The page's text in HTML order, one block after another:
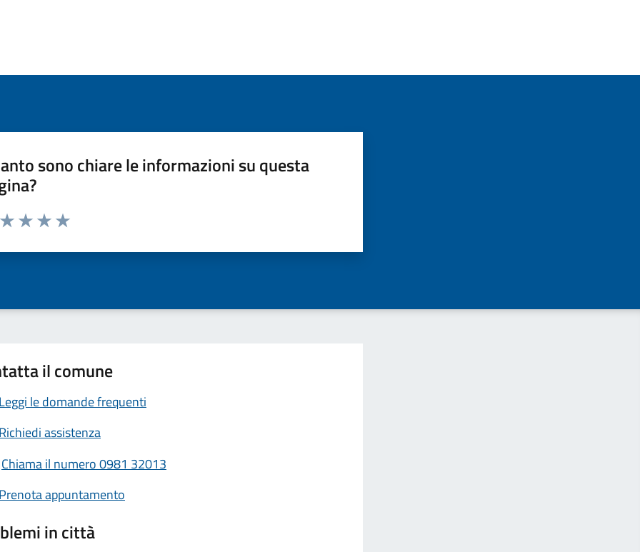
sono chiare le informazioni su questa
da 1 a 5 stelle la pagina
il comune
Leggi le domande frequenti
Richiedi assistenza
Chiama il numero 0981 32013
Prenota appuntamento
in città